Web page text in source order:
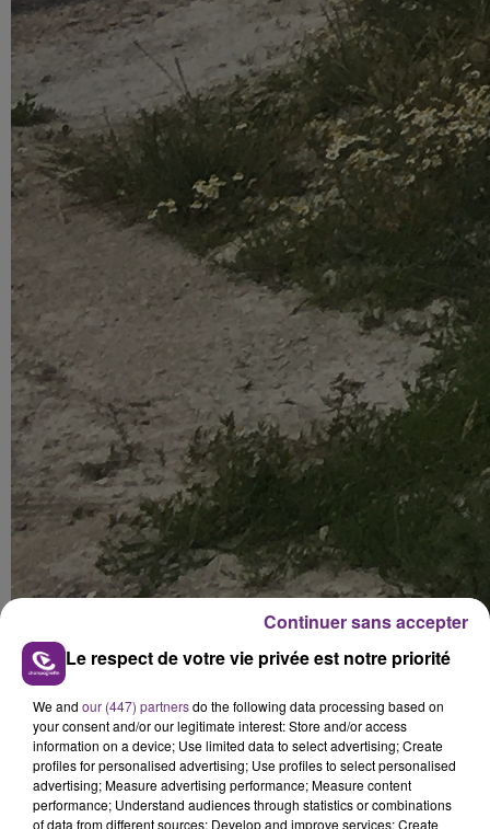
Le respect de votre vie privée est notre priorité
We and our (447) partnersdo the following data processing based on
your consent and/or our legitimate interest: Store and/or access
information on a device; Use limited data to select advertising; Create
profiles for personalised advertising; Use profiles to select personalised
advertising; Measure advertising performance; Measure content
performance; Understand audiences through statistics or combinations
of data from different sources; Develop and improve services; Create
Continuer sans accepter